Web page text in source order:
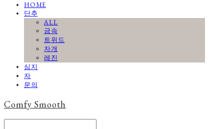
HOME
단추
ALL
금속
트위드
자개
레진
심지
자
문의
Comfy Smooth